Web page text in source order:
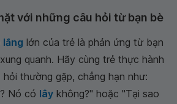
với những câu hỏi từ bạn bè
lắng lớn của trẻ là phản ứng từ bạn
quanh. Hãy cùng trẻ thực hành
thường gặp, chẳng hạn như:
Nó có lây không?" hoặc "Tại sao